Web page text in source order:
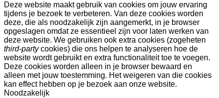
Deze website maakt gebruik van cookies om jouw ervaring
tijdens je bezoek te verbeteren. Van deze cookies worden
deze, die als noodzakelijk zijn aangemerkt, in je browser
opgeslagen omdat ze essentieel zijn voor laten werken van
deze website. We gebruiken ook extra cookies (zogeheten
third-partycookies) die ons helpen te analyseren hoe de
website wordt gebruikt en extra functionaliteit toe te voegen.
Deze cookies worden alleen in je browser bewaard en
alleen met jouw toestemming. Het weigeren van die cookies
kan effect hebben op je bezoek aan onze website.
Noodzakelijk